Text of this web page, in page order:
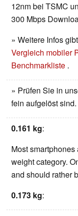
12nm bei TSMC
300 Mbps
» Weitere Infos
Vergleich mobiler
Benchmarkliste .
» Prüfen Sie in
fein aufgelöst sind.
0.161 kg:
Most
weight category.
and should rather
0.173 kg: